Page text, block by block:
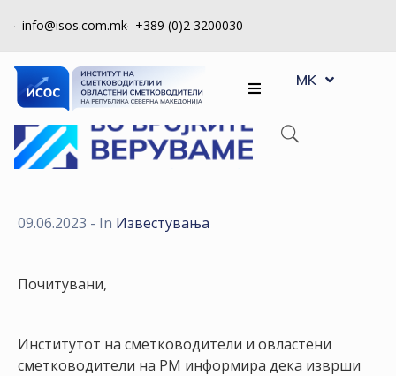
info@isos.com.mk +389 (0)2 3200030
ЗА
НАС
РЕГИСТРИ
КОНТРОЛА
СТАНАМ
ЧЛЕН
MK
SQ
09.06.2023 - In Известувања
Почитувани,
Институтот на сметководители и овластени
сметководители на РМ информира дека изврши